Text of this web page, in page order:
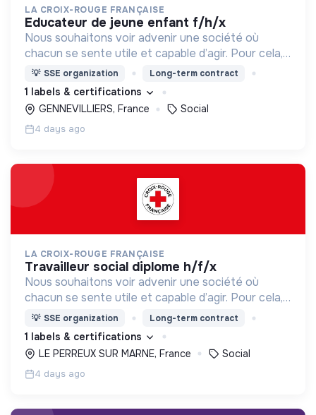
LA CROIX-ROUGE FRANÇAISE
educateur de jeune enfant f/h/x
Nous souhaitons voir advenir une société où
chacun se sente utile et capable d’agir. Pour cela,
nous proposons des moyens et des lieux
d’engagement innovants et adaptés à tous.
💡 SSE organization Long-term contract
1 labels & certifications
GENNEVILLIERS, France
Social
4 days ago
LA CROIX-ROUGE FRANÇAISE
travailleur social diplome h/f/x
Nous souhaitons voir advenir une société où
chacun se sente utile et capable d’agir. Pour cela,
nous proposons des moyens et des lieux
d’engagement innovants et adaptés à tous.
💡 SSE organization Long-term contract
1 labels & certifications
LE PERREUX SUR MARNE, France
Social
4 days ago